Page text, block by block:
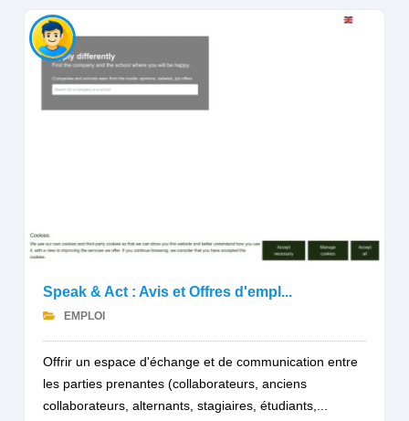
Speak & Act : Avis et Offres d'empl...
EMPLOI
Offrir un espace d'échange et de communication entre
les parties prenantes (collaborateurs, anciens
collaborateurs, alternants, stagiaires, étudiants,...